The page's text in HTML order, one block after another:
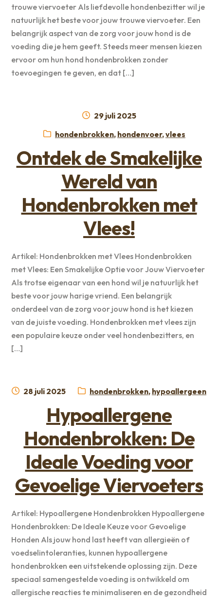
trouwe viervoeter Als liefdevolle hondenbezitter wil je
natuurlijk het beste voor jouw trouwe viervoeter. Een
belangrijk aspect van de zorg voor jouw hond is de
voeding die je hem geeft. Steeds meer mensen kiezen
ervoor om hun hond hondenbrokken zonder
toevoegingen te geven, en dat […]
Geplaatst
29 juli 2025
Categorieën:
hondenbrokken, hondenvoer,vlees
Ontdek de Smakelijke
Wereld van
Hondenbrokken met
Vlees!
Artikel: Hondenbrokken met Vlees Hondenbrokken
met Vlees: Een Smakelijke Optie voor Jouw Viervoeter
Als trotse eigenaar van een hond wil je natuurlijk het
beste voor jouw harige vriend. Een belangrijk
onderdeel van de zorg voor jouw hond is het kiezen
van de juiste voeding. Hondenbrokken met vlees zijn
een populaire keuze onder veel hondenbezitters, en
[…]
Geplaatst
28 juli 2025 Categorieën:
hondenbrokken, hypoallergeen
Hypoallergene
Hondenbrokken: De
Ideale Voeding voor
Gevoelige Viervoeters
Artikel: Hypoallergene Hondenbrokken Hypoallergene
Hondenbrokken: De Ideale Keuze voor Gevoelige
Honden Als jouw hond last heeft van allergieën of
voedselintoleranties, kunnen hypoallergene
hondenbrokken een uitstekende oplossing zijn. Deze
speciaal samengestelde voeding is ontwikkeld om
allergische reacties te minimaliseren en de gezondheid